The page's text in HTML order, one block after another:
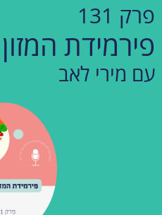
פרק 131
פירמידת
עם מירי לאב